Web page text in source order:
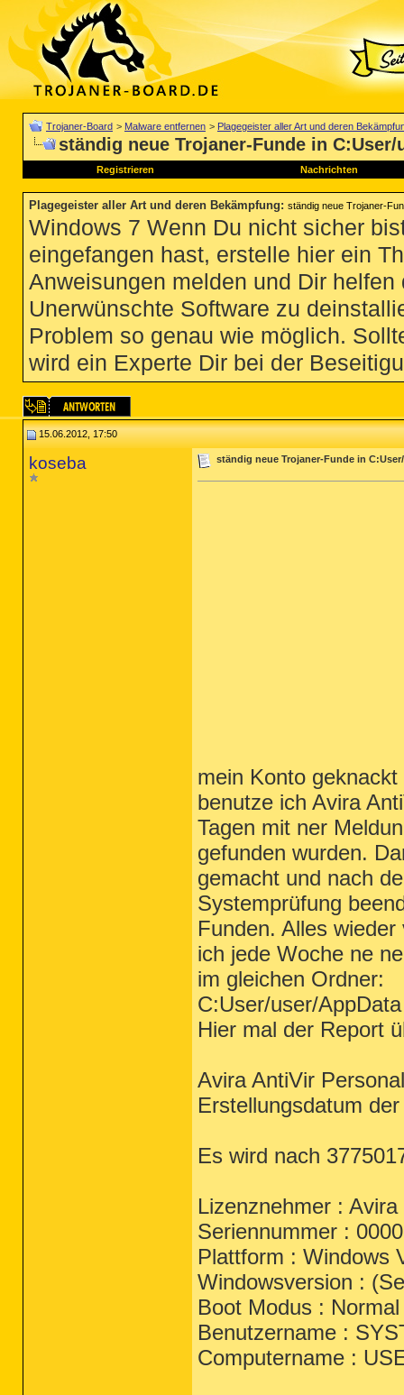
Trojaner-Board > Malware entfernen > Plagegeister aller Art und deren
ständig neue Trojaner-Funde in C:User/
Registrieren Nachrichten
Plagegeister aller Art und deren Bekämpfung: ständig neue Trojaner-
Windows 7 Wenn Du nicht sicher
eingefangen hast, erstelle hier ein
Anweisungen melden und Dir
Unerwünschte Software zu
Problem so genau wie möglich.
wird ein Experte Dir bei der
15.06.2012, 17:50
koseba ständig neue Trojaner-Funde in
mein Konto
benutze ich Avira
Tagen mit ner
gefunden wurden.
gemacht und nach
Systemprüfung
Funden. Alles
ich jede Woche ne
im gleichen Ordner:
C:User/user/AppData
Hier mal der Report
Avira AntiVir Personal
Erstellungsdatum
Es wird nach
Lizenznehmer :
Seriennummer :
Plattform : Windows
Windowsversion :
Boot Modus :
Benutzername :
Computername :